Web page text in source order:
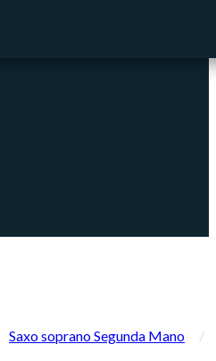
Saxo soprano Segunda Mano
/